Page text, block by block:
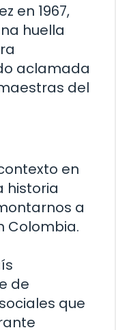
en 1967,
huella
aclamada
del
en
historia
a
Colombia.
de
que